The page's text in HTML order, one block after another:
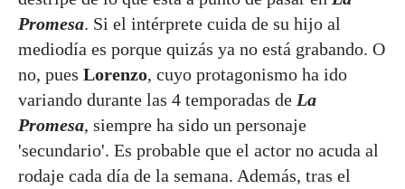
Promesa. Si el intérprete cuida de su hijo al
mediodía es porque quizás ya no está grabando. O
no, pues Lorenzo, cuyo protagonismo ha ido
variando durante las 4 temporadas de La
Promesa, siempre ha sido un personaje
'secundario'. Es probable que el actor no acuda al
rodaje cada día de la semana. Además, tras el